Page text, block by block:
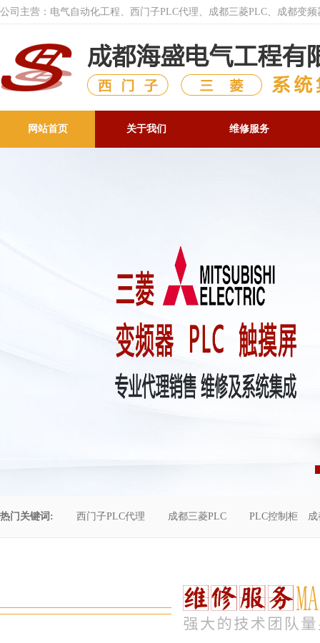
公司主营：电气自动化工程、西门子PLC代理、成都三菱PLC、成都变
网站首页 关于我们 维修服务
热门关键词: 西门子PLC代理 成都三菱PLC PLC控制柜